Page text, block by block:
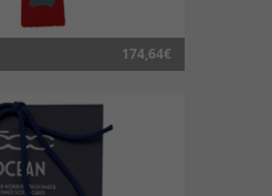
174,64€